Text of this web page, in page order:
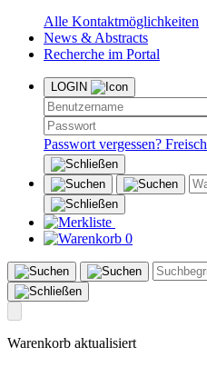
Alle Kontaktmöglichkeiten
News & Abstracts
Recherche im Portal
LOGIN
Passwort vergessen?
0
Warenkorb aktualisiert